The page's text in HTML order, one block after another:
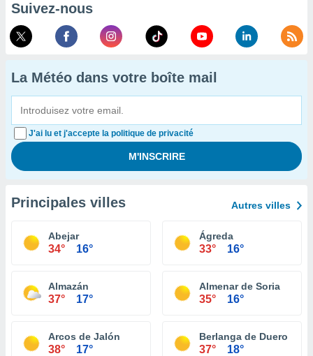
Suivez-nous
La Météo dans votre boîte mail
J'ai lu et j'accepte la politique de privacité
Principales villes Autres villes
Abejar
34° 16°
Ágreda
33° 16°
Almazán
37° 17°
Almenar de Soria
35° 16°
Arcos de Jalón
38° 17°
Berlanga de Duero
37° 18°